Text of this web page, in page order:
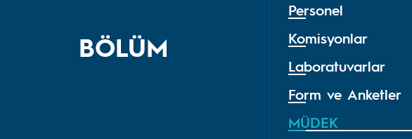
BÖLÜM
Personel
Komisyonlar
Laboratuvarlar
Form ve Anketler
MÜDEK